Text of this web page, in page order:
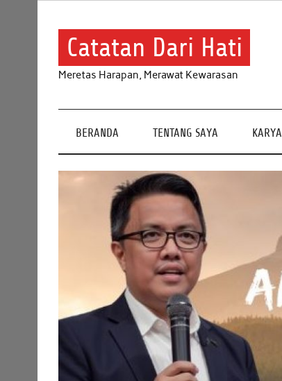
Catatan Dari Hati
Meretas Harapan, Merawat Kewarasan
BERANDA TENTANG SAYA